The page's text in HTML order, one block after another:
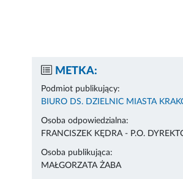
METKA:
Podmiot publikujący:
BIURO DS. DZIELNIC MIASTA
Osoba odpowiedzialna:
FRANCISZEK KĘDRA - P.O.
Osoba publikująca:
MAŁGORZATA ŻABA